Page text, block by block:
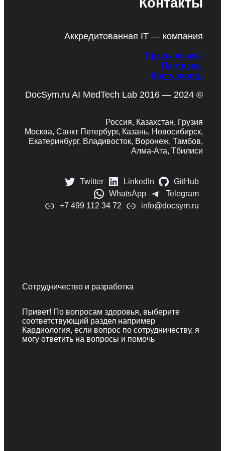
Аккредитованная IT — компания
Пресс-релизы
Партнеры
Доступность
DocSym.ru AI MedTech Lab 2016 — 2024 ©
Россия, Казахстан, Грузия
Москва, Санкт Петербург, Казань, Новосибирск,
Екатеринбург, Владивосток, Воронеж, Тамбов,
Алма-Ата, Тбилиси
Twitter LinkedIn
GitHub
WhatsApp
Telegram
+7 499 112 34 72
info@docsym.ru
Сотрудничество и разработка
Привет! По вопросам здоровья, выберите
соответствующий раздел например
Кардиология, если вопрос по сотрудничеству, я
могу ответить на вопросы и помочь